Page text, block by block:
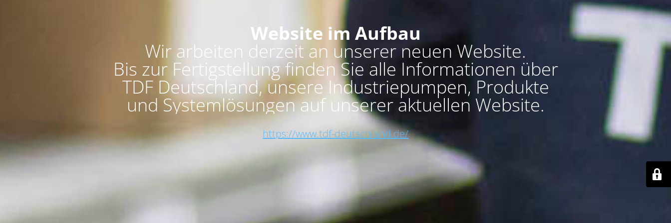
Website im Aufbau
Wir arbeiten derzeit an unserer neuen Website.
Bis zur Fertigstellung finden Sie alle Informationen über
TDF Deutschland, unsere Industriepumpen, Produkte
und Systemlösungen auf unserer aktuellen Website.
https://www.tdf-deutschland.de/